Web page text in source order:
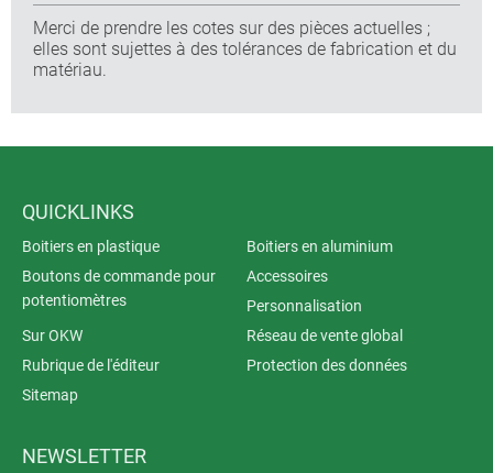
Merci de prendre les cotes sur des pièces actuelles ;
elles sont sujettes à des tolérances de fabrication et du
matériau.
QUICKLINKS
Boitiers en plastique
Boitiers en aluminium
Boutons de commande pour
potentiomètres
Accessoires
Personnalisation
Sur OKW
Réseau de vente global
Rubrique de l'éditeur
Protection des données
Sitemap
NEWSLETTER